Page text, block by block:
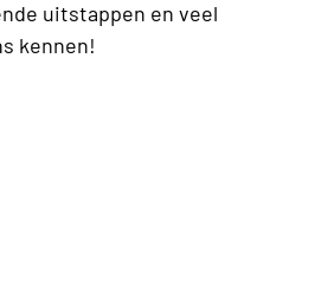
uitstappen en veel
kennen!